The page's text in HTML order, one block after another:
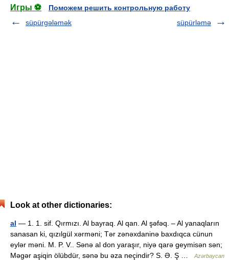
Игры ⚽
Поможем решить контрольную работу
süpürgələmək
süpürləmə
Look at other dictionaries:
al — 1. 1. sif. Qırmızı. Al bayraq. Al qan. Al şəfəq. – Al yanaqların
sanasan ki, qızılgül xərməni; Tər zənəxdaninə baxdıqca cünun
eylər məni. M. P. V.. Sənə al don yaraşır, niyə qarə geymisən sən;
Məgər aşiqin ölübdür, sənə bu əza neçindir? S. Ə. Ş …
Azərbaycan